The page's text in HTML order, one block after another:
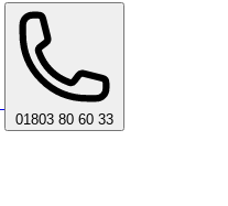
01803 80 60 33